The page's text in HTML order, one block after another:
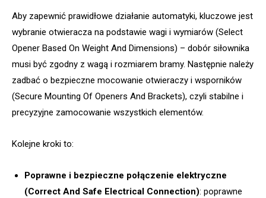
Aby zapewnić prawidłowe działanie automatyki, kluczowe jest
wybranie otwieracza na podstawie wagi i wymiarów (Select
Opener Based On Weight And Dimensions) – dobór siłownika
musi być zgodny z wagą i rozmiarem bramy. Następnie należy
zadbać o bezpieczne mocowanie otwieraczy i wsporników
(Secure Mounting Of Openers And Brackets), czyli stabilne i
precyzyjne zamocowanie wszystkich elementów.
Kolejne kroki to:
Poprawne i bezpieczne połączenie elektryczne
(Correct And Safe Electrical Connection): poprawne